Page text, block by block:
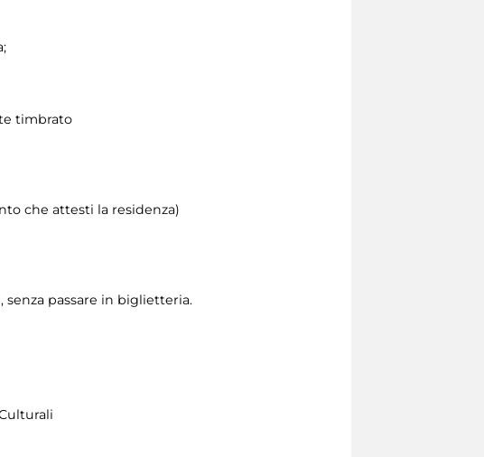
timbrato
che attesti la residenza)
passare in biglietteria.